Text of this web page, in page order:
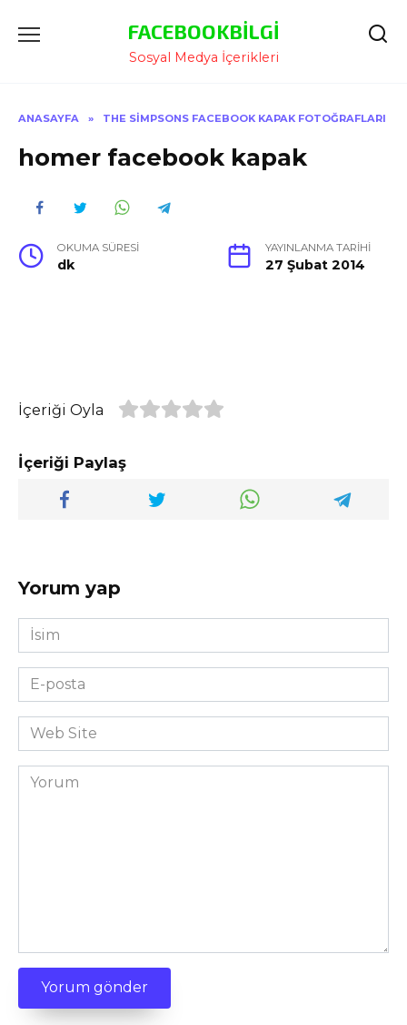
Atla
FACEBOOKBILGI
Sosyal Medya İçerikleri
ANASAYFA » THE SIMPSONS FACEBOOK KAPAK FOTOĞRAFLARI
homer facebook kapak
OKUMA SÜRESI
dk
YAYINLANMA TARIHI
27 Şubat 2014
İçeriği Oyla
İçeriği Paylaş
Yorum yap
İsim
*
E-
posta
*Web
Site
Yorum